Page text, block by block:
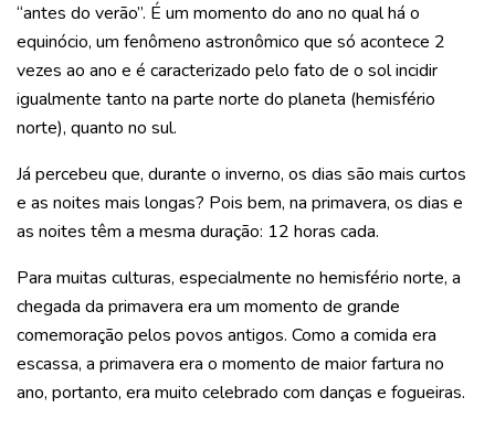
“antes do verão”. É um momento do ano no qual há o
equinócio, um fenômeno astronômico que só acontece 2
vezes ao ano e é caracterizado pelo fato de o sol incidir
igualmente tanto na parte norte do planeta (hemisfério
norte), quanto no sul.
Já percebeu que, durante o inverno, os dias são mais curtos
e as noites mais longas? Pois bem, na primavera, os dias e
as noites têm a mesma duração: 12 horas cada.
Para muitas culturas, especialmente no hemisfério norte, a
chegada da primavera era um momento de grande
comemoração pelos povos antigos. Como a comida era
escassa, a primavera era o momento de maior fartura no
ano, portanto, era muito celebrado com danças e fogueiras.